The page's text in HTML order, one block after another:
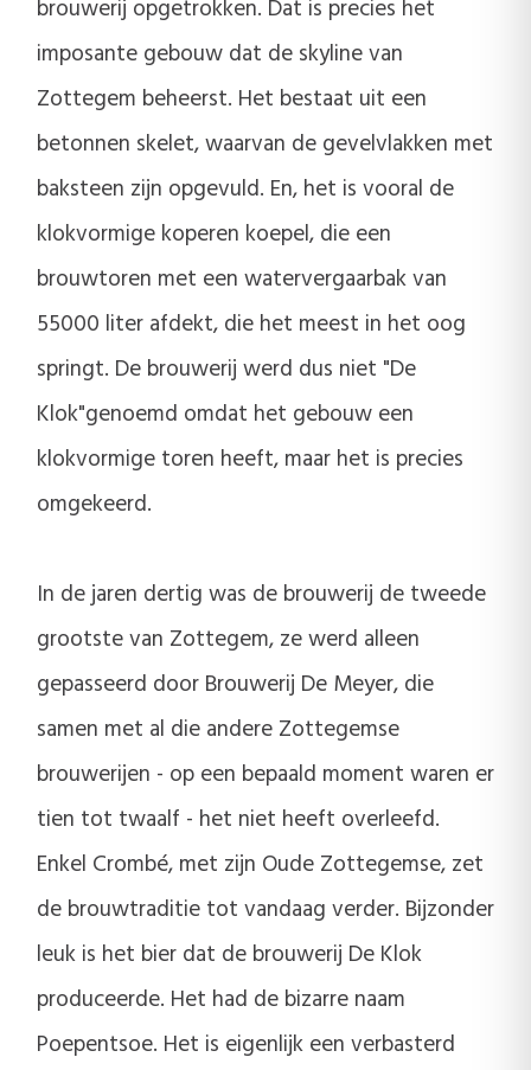
brouwerij opgetrokken. Dat is precies het
imposante gebouw dat de skyline van
Zottegem beheerst. Het bestaat uit een
betonnen skelet, waarvan de gevelvlakken met
baksteen zijn opgevuld. En, het is vooral de
klokvormige koperen koepel, die een
brouwtoren met een watervergaarbak van
55000 liter afdekt, die het meest in het oog
springt. De brouwerij werd dus niet "De
Klok"genoemd omdat het gebouw een
klokvormige toren heeft, maar het is precies
omgekeerd.
In de jaren dertig was de brouwerij de tweede
grootste van Zottegem, ze werd alleen
gepasseerd door Brouwerij De Meyer, die
samen met al die andere Zottegemse
brouwerijen - op een bepaald moment waren er
tien tot twaalf - het niet heeft overleefd.
Enkel Crombé, met zijn Oude Zottegemse, zet
de brouwtraditie tot vandaag verder. Bijzonder
leuk is het bier dat de brouwerij De Klok
produceerde. Het had de bizarre naam
Poepentsoe. Het is eigenlijk een verbasterd